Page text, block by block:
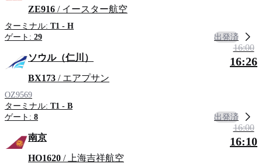
ZE916 / イースター航空
ターミナル: T1 - H
ゲート: 29 出発済
ソウル（仁川）
BX173 / エアプサン
OZ9569
ターミナル: T1 - B
ゲート: 8
16:00
16:26
出発済
南京
HO1620 / 上海吉祥航空
16:00
16:10